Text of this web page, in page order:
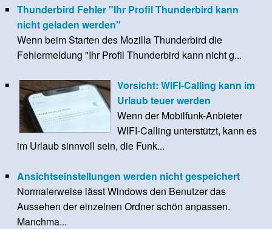
Thunderbird Fehler "Ihr Profil Thunderbird kann
nicht geladen werden"
Wenn beim Starten des Mozilla Thunderbird die
Fehlermeldung "Ihr Profil Thunderbird kann nicht g...
Vorsicht: WIFI-Calling kann im
Urlaub teuer werden
Wenn der Mobilfunk-Anbieter
WIFI-Calling unterstützt, kann es
im Urlaub sinnvoll sein, die Funk...
Ansichtseinstellungen werden nicht gespeichert
Normalerweise lässt Windows den Benutzer das
Aussehen der einzelnen Ordner schön anpassen.
Manchma...